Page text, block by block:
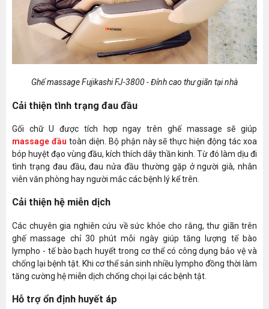
Ghế massage Fujikashi FJ-3800 - Đỉnh cao thư giãn tại nhà
Cải thiện tình trạng đau đầu
Gối chữ U được tích hợp ngay trên ghế massage sẽ giúp
massage đầu toàn diện. Bộ phận này sẽ thực hiện động tác xoa
bóp huyệt đạo vùng đầu, kích thích dây thần kinh. Từ đó làm dịu đi
tình trạng đau đầu, đau nửa đầu thường gặp ở người già, nhân
viên văn phòng hay người mắc các bệnh lý kể trên.
Cải thiện hệ miễn dịch
Các chuyên gia nghiên cứu về sức khỏe cho rằng, thư giãn trên
ghế massage chỉ 30 phút mỗi ngày giúp tăng lượng tế bào
lympho - tế bào bạch huyết trong cơ thể có công dụng bảo vệ và
chống lại bệnh tật. Khi cơ thể sản sinh nhiều lympho đồng thời làm
tăng cường hệ miễn dịch chống chọi lại các bệnh tật.
Hỗ trợ ổn định huyết áp